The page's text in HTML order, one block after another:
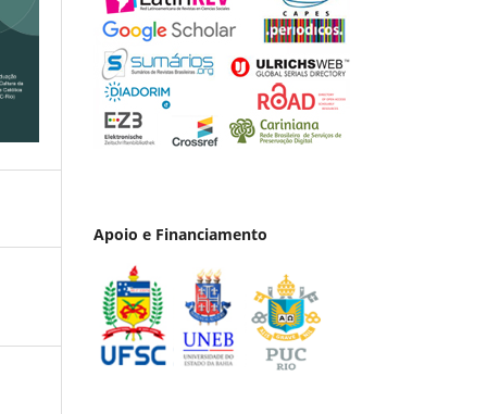
Apoio e Financiamento